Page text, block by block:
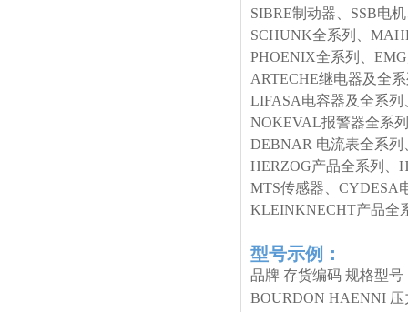
SIBRE制动器、SSB电
SCHUNK全系列、
PHOENIX全系列、
ARTECHE继电器及全
LIFASA电容器及全系
NOKEVAL报警器全系
DEBNAR 电流表全系
HERZOG产品全系列、
MTS传感器、CYDESA
KLEINKNECHT产品全
型号示例：
品牌 存货编码 规格型号
BOURDON HAENNI 压